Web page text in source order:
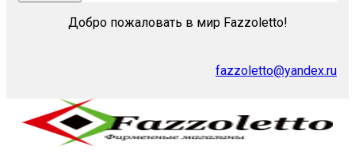
Добро пожаловать в мир Fazzoletto!
fazzoletto@yandex.ru